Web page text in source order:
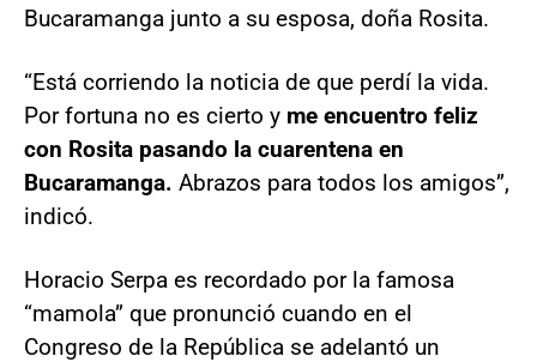
Bucaramanga junto a su esposa, doña Rosita.
“Está corriendo la noticia de que perdí la vida.
Por fortuna no es cierto y me encuentro feliz
con Rosita pasando la cuarentena en
Bucaramanga. Abrazos para todos los amigos”,
indicó.
Horacio Serpa es recordado por la famosa
“mamola” que pronunció cuando en el
Congreso de la República se adelantó un